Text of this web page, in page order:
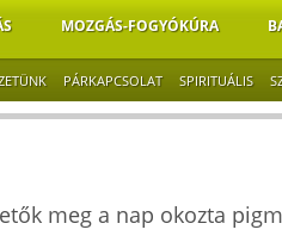
MOZGÁS-FOGYÓKÚRA
PÁRKAPCSOLAT SPIRITUÁLIS
meg a nap okozta